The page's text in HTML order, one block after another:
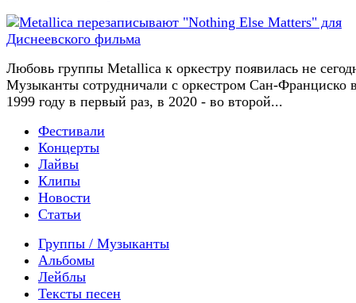
Любовь группы Metallica к оркестру появилась не
Музыканты сотрудничали с оркестром Сан-Франциско
1999 году в первый раз, в 2020 - во второй...
Фестивали
Концерты
Лайвы
Клипы
Новости
Статьи
Группы / Музыканты
Альбомы
Лейблы
Тексты песен